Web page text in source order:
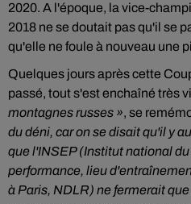
2020. A l'époque, la vice-
2018 ne se doutait pas qu'il se
qu'elle ne foule à nouveau une
Quelques jours après cette
passé, tout s'est enchaîné très
montagnes russes », se
du déni, car on se disait qu'il y
que l'INSEP (Institut national
performance, lieu
à Paris, NDLR) ne fermerait